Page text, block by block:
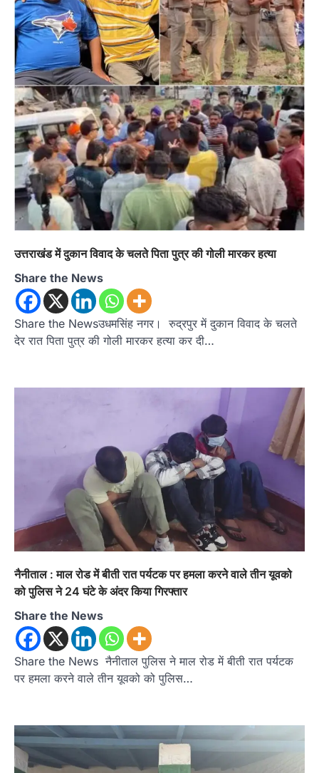
उत्तराखंड में दुकान विवाद के चलते पिता पुत्र की गोली मारकर हत्या
Share the News
Share the Newsउधमसिंह नगर। रुद्रपुर में दुकान विवाद के चलते
देर रात पिता पुत्र की गोली मारकर हत्या कर दी…
नैनीताल : माल रोड में बीती रात पर्यटक पर हमला करने वाले तीन यूवको
को पुलिस ने 24 घंटे के अंदर किया गिरफ्तार
Share the News
Share the News नैनीताल पुलिस ने माल रोड में बीती रात पर्यटक
पर हमला करने वाले तीन यूवको को पुलिस…
2
अल्मोड़ा उत्तराखण्ड कुमाऊं
रानीखेत में शिक्षा-स्वास्थ्य व्यवस्था पर फूटा
कांग्रेस का गुस्सा, मंत्री और सरकार का पुतला
फूंका
भतरोजखान में कांग्रेस का प्रदर्शन, स्वास्थ्य मंत्री व शिक्षा
मंत्री का फूंका पुतला 'विद्यालयों में…
3
अल्मोड़ा उत्तराखण्ड
रानीखेत में युवा कांग्रेस की जिला बैठक, 8
अगस्त को खड़गे की हल्द्वानी रैली को सफल
बनाने का लिया संकल्प
Admin August 6, 2026